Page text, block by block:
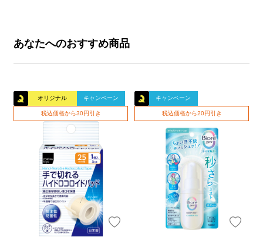
あなたへのおすすめ商品
オリジナル キャンペーン
税込価格から30円引き
キャンペーン
税込価格から20円引き